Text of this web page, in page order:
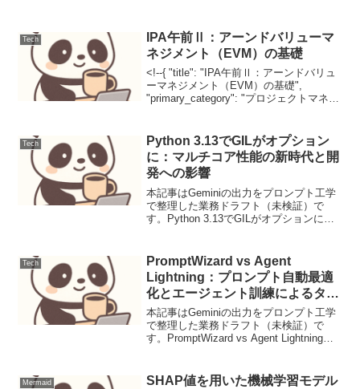
Tech
IPA午前Ⅱ：アーンドバリューマ
ネジメント（EVM）の基礎
<!--{ "title": "IPA午前Ⅱ：アーンドバリュ
ーマネジメント（EVM）の基礎",
"primary_category": "プロジェクトマネジ
Tech
Python 3.13でGILがオプション
に：マルチコア性能の新時代と開
発への影響
本記事はGeminiの出力をプロンプト工学
で整理した業務ドラフト（未検証）で
す。Python 3.13でGILがオプションに：
ジョンであるPython 3.13に...
Tech
PromptWizard vs Agent
Lightning：プロンプト自動最適
化とエージェント訓練によるタス
ク精度極大化手法
本記事はGeminiの出力をプロンプト工学
で整理した業務ドラフト（未検証）で
す。PromptWizard vs Agent Lightning：
ケース定義と課題】複雑な...
Mermaid
SHAP値を用いた機械学習モデル